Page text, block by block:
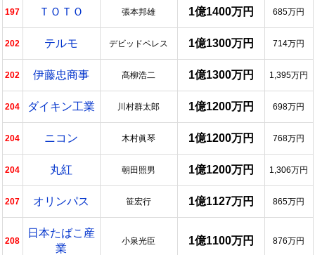
197 ＴＯＴＯ 張本邦雄 1億1400万円 685万円
202 テルモ デビッドペレス 1億1300万円 714万円
202 伊藤忠商事 髙柳浩二 1億1300万円 1,395万円
204 ダイキン工業 川村群太郎 1億1200万円 698万円
204 ニコン 木村眞琴 1億1200万円 768万円
204 丸紅 朝田照男 1億1200万円 1,306万円
207 オリンパス 笹宏行 1億1127万円 865万円
208
日本たばこ産
業
小泉光臣 1億1100万円 876万円